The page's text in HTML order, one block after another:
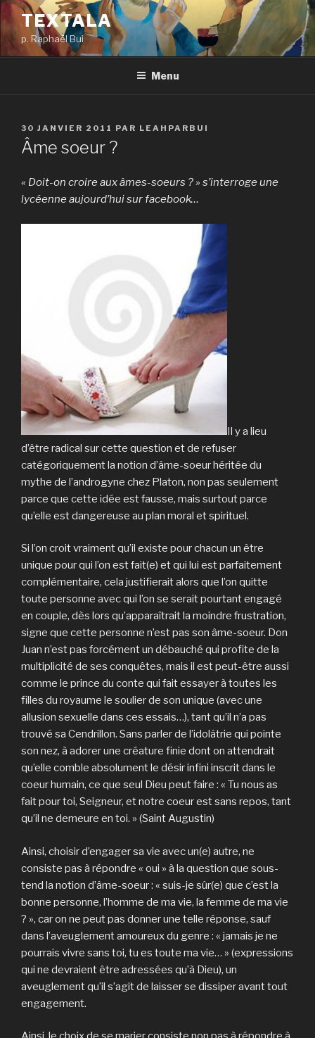
Aller
au
contenu
principal
TEXTALA
p. Raphaël Bui
Menu
PUBLIÉ
LE
30 JANVIER 2011 PAR LEAHPARBUI
Âme soeur ?
« Doit-on croire aux âmes-soeurs ? » s’interroge une
lycéenne aujourd’hui sur facebook…
Il y a lieu
d’être radical sur cette question et de refuser
catégoriquement la notion d’âme-soeur héritée du
mythe de l’androgyne chez Platon, non pas seulement
parce que cette idée est fausse, mais surtout parce
qu’elle est dangereuse au plan moral et spirituel.
Si l’on croit vraiment qu’il existe pour chacun un être
unique pour qui l’on est fait(e) et qui lui est parfaitement
complémentaire, cela justifierait alors que l’on quitte
toute personne avec qui l’on se serait pourtant engagé
en couple, dès lors qu’apparaîtrait la moindre frustration,
signe que cette personne n’est pas son âme-soeur. Don
Juan n’est pas forcément un débauché qui profite de la
multiplicité de ses conquêtes, mais il est peut-être aussi
comme le prince du conte qui fait essayer à toutes les
filles du royaume le soulier de son unique (avec une
allusion sexuelle dans ces essais…), tant qu’il n’a pas
trouvé sa Cendrillon. Sans parler de l’idolâtrie qui pointe
son nez, à adorer une créature finie dont on attendrait
qu’elle comble absolument le désir infini inscrit dans le
coeur humain, ce que seul Dieu peut faire : « Tu nous as
fait pour toi, Seigneur, et notre coeur est sans repos, tant
qu’il ne demeure en toi. » (Saint Augustin)
Ainsi, choisir d’engager sa vie avec un(e) autre, ne
consiste pas à répondre « oui » à la question que sous-
tend la notion d’âme-soeur : « suis-je sûr(e) que c’est la
bonne personne, l’homme de ma vie, la femme de ma vie
? », car on ne peut pas donner une telle réponse, sauf
dans l’aveuglement amoureux du genre : « jamais je ne
pourrais vivre sans toi, tu es toute ma vie… » (expressions
qui ne devraient être adressées qu’à Dieu), un
aveuglement qu’il s’agit de laisser se dissiper avant tout
engagement.